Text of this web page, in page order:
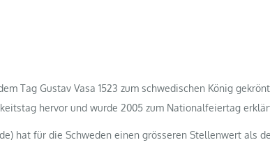
Tag Gustav Vasa 1523 zum schwedischen König
hervor und wurde 2005 zum Nationalfeiertag
hat für die Schweden einen grösseren Stellenwert als